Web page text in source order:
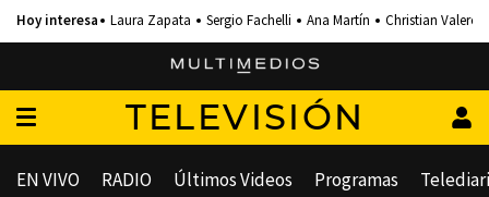
Laura Zapata Sergio Fachelli Ana Martín Christian Valero
TELEVISIÓN
EN VIVO RADIO Últimos Videos Programas